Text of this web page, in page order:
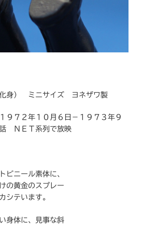
化身） ミニサイズ ヨネザワ製
９７２年１０月６日－１９７３年９
ＮＥＴ系列で放映
ビニール素体に、
の黄金のスプレー
シテいます。
身体に、見事な斜